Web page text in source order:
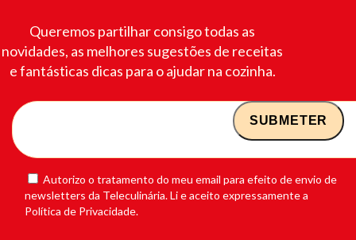
Queremos partilhar consigo todas as
novidades, as melhores sugestões de receitas
e fantásticas dicas para o ajudar na cozinha.
Autorizo o tratamento do meu email para efeito de envio de
newsletters da Teleculinária. Li e aceito expressamente a
Política de Privacidade.